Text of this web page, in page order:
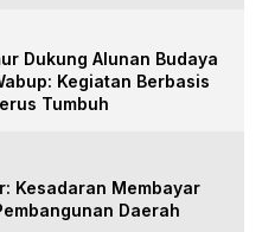
Dukung Alunan Budaya
Kegiatan Berbasis
Tumbuh
Kesadaran Membayar
Daerah